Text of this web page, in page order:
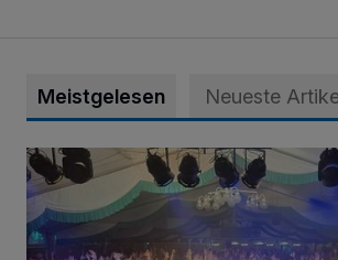
Meistgelesen Neueste
Viele Bilder: Toller Auftakt des